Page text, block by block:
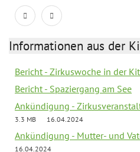
Informationen aus der
Bericht - Zirkuswoche in der
Bericht - Spaziergang am See
Ankündigung -
3.3 MB
16.04.2024
Ankündigung - Mutter- und
16.04.2024